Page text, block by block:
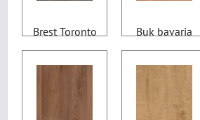
Brest Toronto Buk bavaria